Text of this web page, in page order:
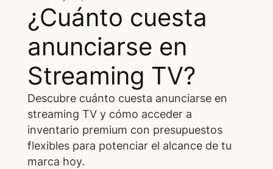
¿Cuánto cuesta
anunciarse en
Streaming TV?
Descubre cuánto cuesta anunciarse en
streaming TV y cómo acceder a
inventario premium con presupuestos
flexibles para potenciar el alcance de tu
marca hoy.